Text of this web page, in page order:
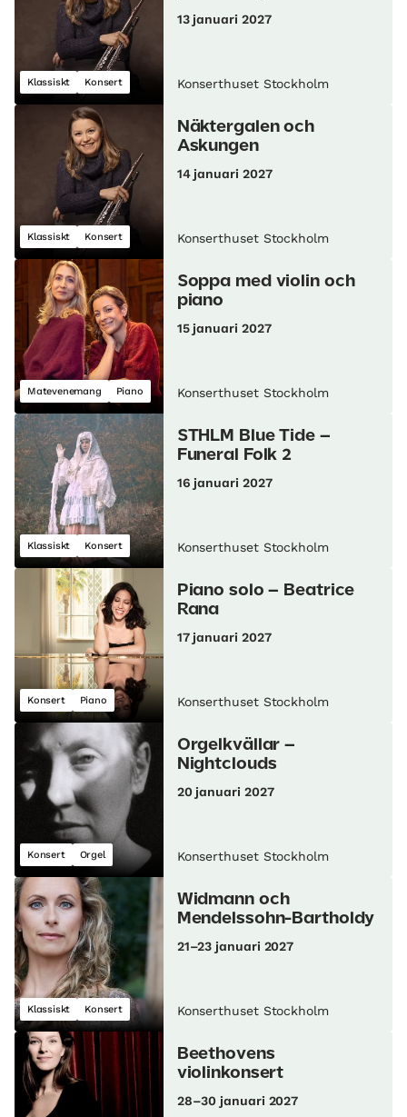
Klassiskt Konsert
13 januari 2027
Konserthuset Stockholm
Klassiskt Konsert
Näktergalen och
Askungen
14 januari 2027
Konserthuset Stockholm
Matevenemang Piano
Soppa med violin och
piano
15 januari 2027
Konserthuset Stockholm
Klassiskt Konsert
STHLM Blue Tide –
Funeral Folk 2
16 januari 2027
Konserthuset Stockholm
Konsert Piano
Piano solo – Beatrice
Rana
17 januari 2027
Konserthuset Stockholm
Konsert Orgel
Orgelkvällar –
Nightclouds
20 januari 2027
Konserthuset Stockholm
Klassiskt Konsert
Widmann och
Mendelssohn-Bartholdy
21–23 januari 2027
Konserthuset Stockholm
Beethovens
violinkonsert
28–30 januari 2027